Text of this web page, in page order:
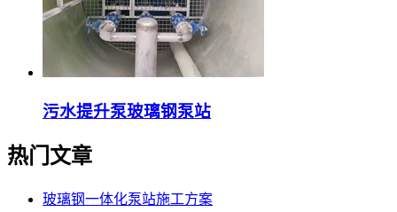
污水提升泵玻璃钢泵站
热门文章
玻璃钢一体化泵站施工方案